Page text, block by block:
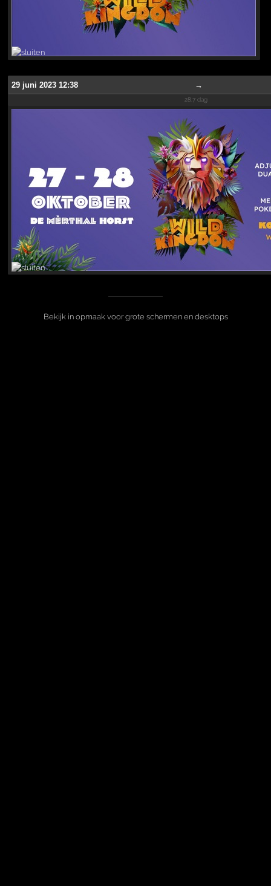
29 juni 2023 12:38 →
28.7 dag
Bekijk in opmaak voor grote schermen en desktops